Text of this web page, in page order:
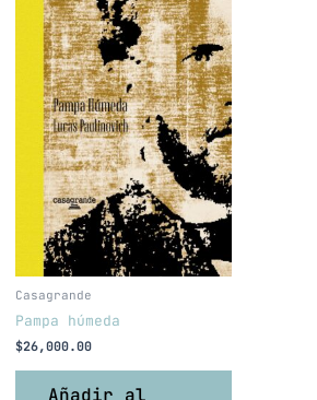
Casagrande
Pampa húmeda
$26,000.00
Añadir al